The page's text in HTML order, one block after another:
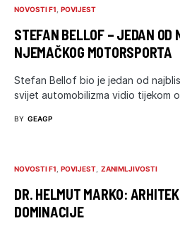
NOVOSTI F1 POVIJEST
STEFAN BELLOF – JEDAN
NJEMAČKOG MOTORSPORTA
Stefan Bellof bio je jedan od
svijet automobilizma vidio tijekom
BY GEAGP
NOVOSTI F1 POVIJEST ZANIMLJIVOSTI
DR. HELMUT MARKO:
DOMINACIJE